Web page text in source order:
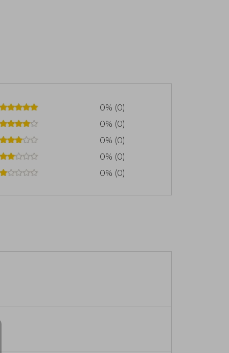
0% (0)
0% (0)
0% (0)
0% (0)
0% (0)